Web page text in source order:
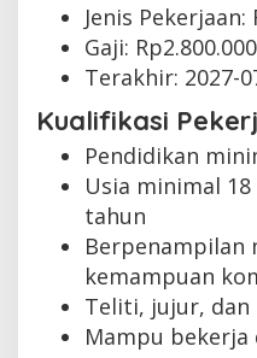
Jenis Pekerjaan:
Gaji: Rp2.800.000
Terakhir: 2027-
Kualifikasi
Pendidikan
Usia minimal
tahun
Berpenampilan
kemampuan
Teliti, jujur,
Mampu